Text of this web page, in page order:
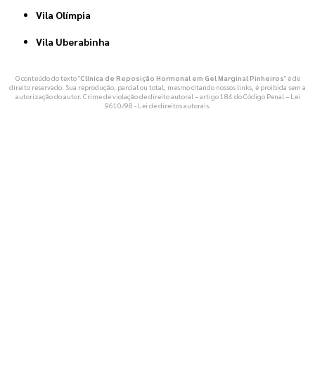
Vila Olímpia
Vila Uberabinha
O conteúdo do texto "Clínica de Reposição Hormonal em Gel Marginal Pinheiros" é de
direito reservado. Sua reprodução, parcial ou total, mesmo citando nossos links, é proibida sem a
autorização do autor. Crime de violação de direito autoral – artigo 184 do Código Penal – Lei
9610/98 - Lei de direitos autorais.